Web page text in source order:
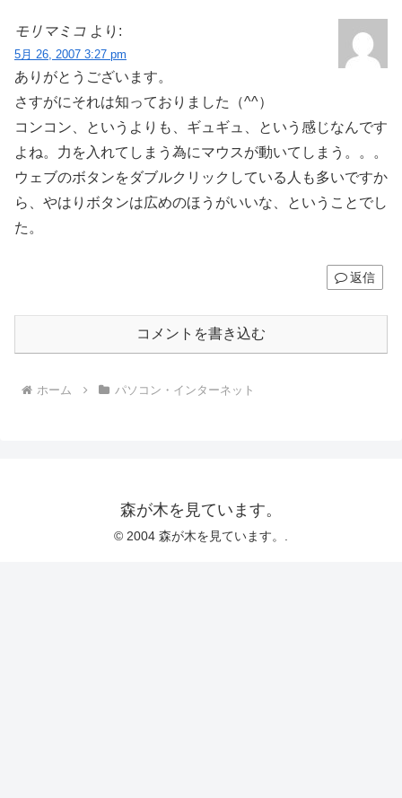
モリマミコ より:
5月 26, 2007 3:27 pm
ありがとうございます。
さすがにそれは知っておりました（^^）
コンコン、というよりも、ギュギュ、という感じなんです
よね。力を入れてしまう為にマウスが動いてしまう。。。
ウェブのボタンをダブルクリックしている人も多いですか
ら、やはりボタンは広めのほうがいいな、ということでし
た。
返信
コメントを書き込む
ホーム パソコン・インターネット
森が木を見ています。
© 2004 森が木を見ています。.